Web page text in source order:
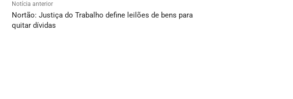
Notícia anterior
Nortão: Justiça do Trabalho define leilões de bens para
quitar dívidas